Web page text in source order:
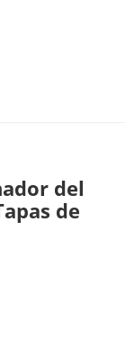
del
de